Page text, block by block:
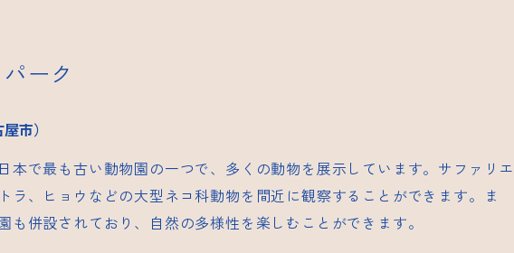
ーク
市）
本で最も古い動物園の一つで、多くの動物を展示しています。サファリエ
ラ、ヒョウなどの大型ネコ科動物を間近に観察することができます。ま
も併設されており、自然の多様性を楽しむことができます。